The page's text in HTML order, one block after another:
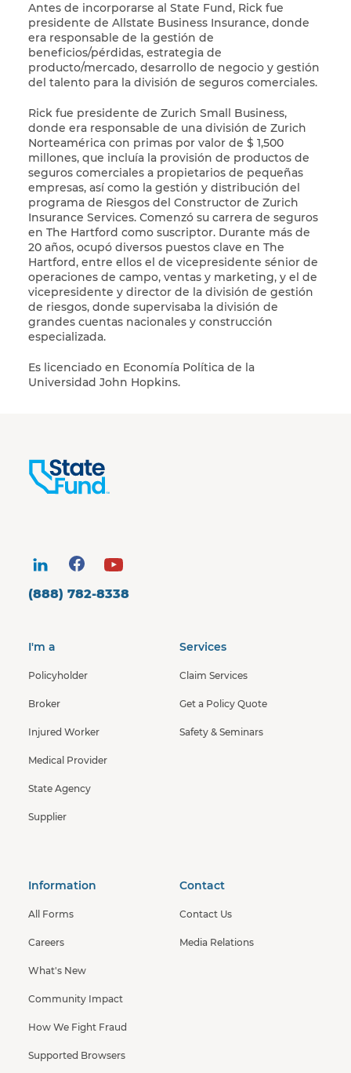
Antes de incorporarse al State Fund, Rick fue
presidente de Allstate Business Insurance, donde
era responsable de la gestión de
beneficios/pérdidas, estrategia de
producto/mercado, desarrollo de negocio y gestión
del talento para la división de seguros comerciales.
Rick fue presidente de Zurich Small Business,
donde era responsable de una división de Zurich
Norteamérica con primas por valor de $ 1,500
millones, que incluía la provisión de productos de
seguros comerciales a propietarios de pequeñas
empresas, así como la gestión y distribución del
programa de Riesgos del Constructor de Zurich
Insurance Services. Comenzó su carrera de seguros
en The Hartford como suscriptor. Durante más de
20 años, ocupó diversos puestos clave en The
Hartford, entre ellos el de vicepresidente sénior de
operaciones de campo, ventas y marketing, y el de
vicepresidente y director de la división de gestión
de riesgos, donde supervisaba la división de
grandes cuentas nacionales y construcción
especializada.
Es licenciado en Economía Política de la
Universidad John Hopkins.
(888) 782-8338
I'm a
Policyholder
Broker
Injured Worker
Medical Provider
State Agency
Supplier
Services
Claim Services
Get a Policy Quote
Safety & Seminars
Information
All Forms
Careers
What's New
Community Impact
How We Fight Fraud
Supported Browsers
Contact
Contact Us
Media Relations